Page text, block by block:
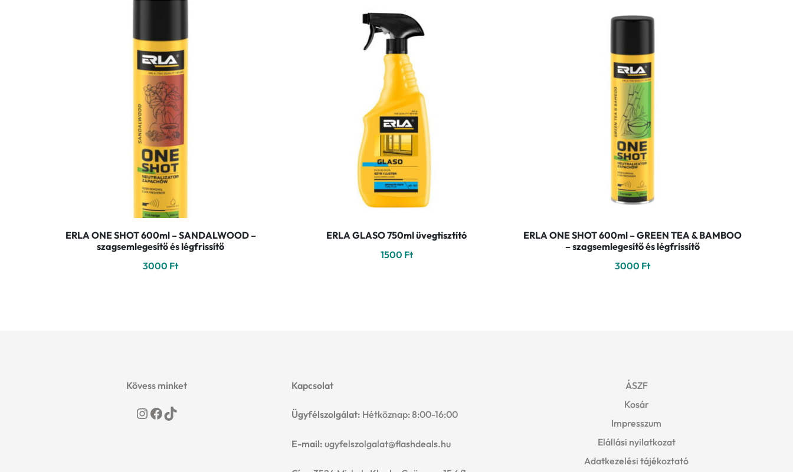
ERLA ONE SHOT 600ml – SANDALWOOD –
szagsemlegesítő és légfrissítő
3000 Ft
ERLA GLASO 750ml üvegtisztító
1500 Ft
ERLA ONE SHOT 600ml – GREEN TEA & BAMBOO
– szagsemlegesítő és légfrissítő
3000 Ft
Kövess minket
Instagram
Facebook
TikTok
Kapcsolat
Ügyfélszolgálat: Hétköznap: 8:00-16:00
E-mail: ugyfelszolgalat@flashdeals.hu
ÁSZF
Kosár
Impresszum
Elállási nyilatkozat
Adatkezelési tájékoztató